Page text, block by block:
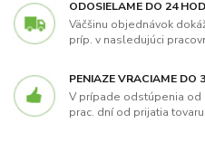
ODOSIELAME DO 24
Väčšinu objednávok
príp. v nasledujúci
PENIAZE VRACIAME DO
V prípade odstúpenia od
prac. dní od prijatia tovaru